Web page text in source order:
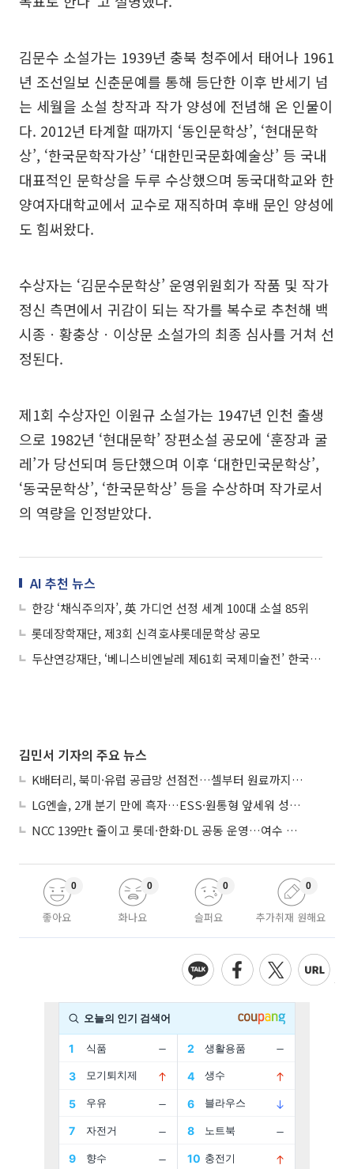
김문수 소설가는 1939년 충북 청주에서 태어나 1961
년 조선일보 신춘문예를 통해 등단한 이후 반세기 넘
는 세월을 소설 창작과 작가 양성에 전념해 온 인물이
다. 2012년 타계할 때까지 ‘동인문학상’, ‘현대문학
상’, ‘한국문학작가상’ ‘대한민국문화예술상’ 등 국내
대표적인 문학상을 두루 수상했으며 동국대학교와 한
양여자대학교에서 교수로 재직하며 후배 문인 양성에
도 힘써왔다.
수상자는 ‘김문수문학상’ 운영위원회가 작품 및 작가
정신 측면에서 귀감이 되는 작가를 복수로 추천해 백
시종ㆍ황충상ㆍ이상문 소설가의 최종 심사를 거쳐 선
정된다.
제1회 수상자인 이원규 소설가는 1947년 인천 출생
으로 1982년 ‘현대문학’ 장편소설 공모에 ‘훈장과 굴
레’가 당선되며 등단했으며 이후 ‘대한민국문학상’,
‘동국문학상’, ‘한국문학상’ 등을 수상하며 작가로서
의 역량을 인정받았다.
AI 추천 뉴스
한강 ‘채식주의자’, 英 가디언 선정 세계 100대 소설 85위
롯데장학재단, 제3회 신격호샤롯데문학상 공모
두산연강재단, ‘베니스비엔날레 제61회 국제미술전’ 한국관 후원
김민서 기자의 주요 뉴스
K배터리, 북미·유럽 공급망 선점전…셀부터 원료까지 현지화
LG엔솔, 2개 분기 만에 흑자…ESS·원통형 앞세워 성장 가속
NCC 139만t 줄이고 롯데·한화·DL 공동 운영…여수 1호 본궤도
좋아요
0
화나요
0
슬퍼요
0
추가취재 원해요
0